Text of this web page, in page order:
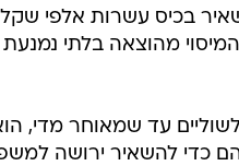
בכיס עשרות אלפי
מהוצאה בלתי
עד שמאוחר מדי,
כדי להשאיר ירושה